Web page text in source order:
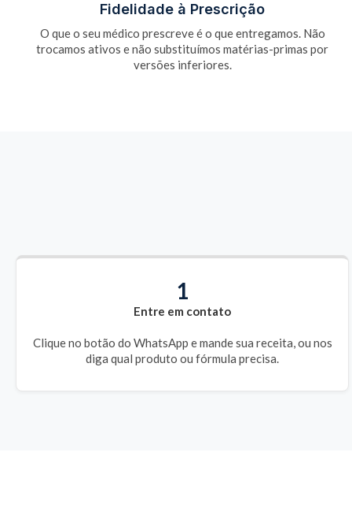
Fidelidade à Prescrição
O que o seu médico prescreve é o que entregamos. Não
trocamos ativos e não substituímos matérias-primas por
versões inferiores.
1
Entre em contato
Clique no botão do WhatsApp e mande sua receita, ou nos
diga qual produto ou fórmula precisa.